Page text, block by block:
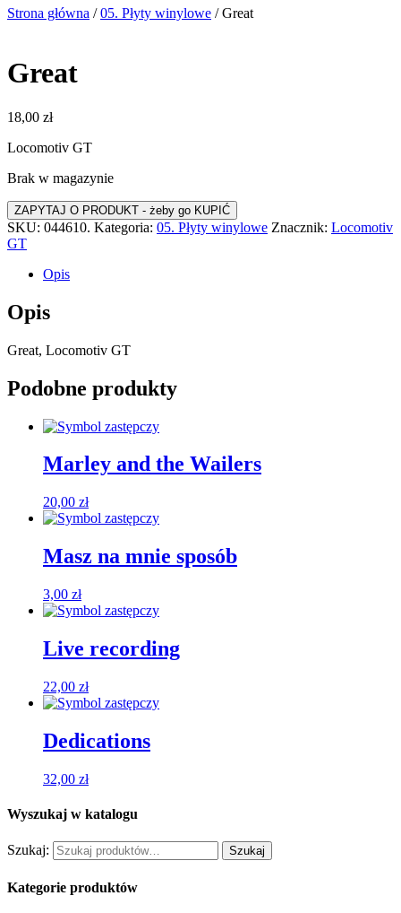
Strona główna /05. Płyty winylowe / Great
Great
18,00 zł
Locomotiv GT
Brak w magazynie
SKU: 044610. Kategoria: 05. Płyty winylowe Znacznik: Locomotiv
GT
Opis
Opis
Great, Locomotiv GT
Podobne produkty
Marley and the Wailers
20,00 zł
Masz na mnie sposób
3,00 zł
Live recording
22,00 zł
Dedications
32,00 zł
Wyszukaj w katalogu
Szukaj: Szukaj
Kategorie produktów